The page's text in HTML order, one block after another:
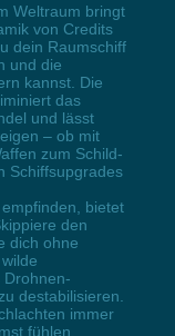
Weltraum bringt
von Credits
dein Raumschiff
und die
kannst. Die
das
und lässt
– ob mit
zum Schild-
Schiffsupgrades
bietet
den
dich ohne
Drohnen-
destabilisieren.
immer
fühlen,